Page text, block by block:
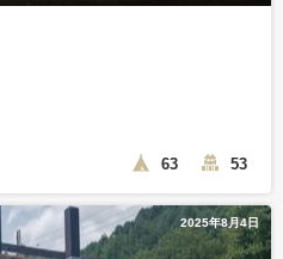
63 53
2025年8月4日